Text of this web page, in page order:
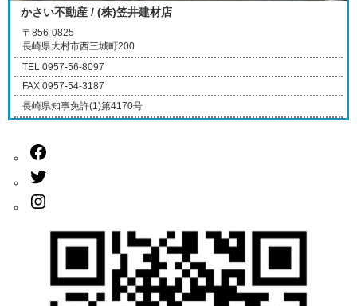
かさい不動産 / (株)笠井建材店
〒856-0825
長崎県大村市西三城町200
TEL 0957-56-8097
FAX 0957-54-3187
長崎県知事免許(1)第4170号